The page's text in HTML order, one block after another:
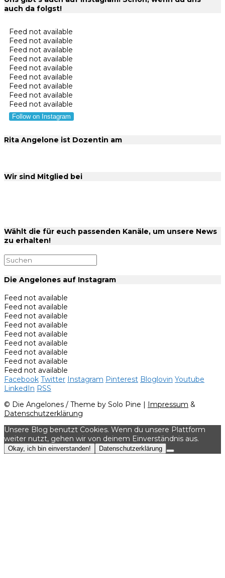
auch da folgst!
Feed not available
Feed not available
Feed not available
Feed not available
Feed not available
Feed not available
Feed not available
Feed not available
Feed not available
Follow on Instagram
Rita Angelone ist Dozentin am
Wir sind Mitglied bei
Wählt die für euch passenden Kanäle, um unsere News
zu erhalten!
Die Angelones auf Instagram
Feed not available
Feed not available
Feed not available
Feed not available
Feed not available
Feed not available
Feed not available
Feed not available
Feed not available
Facebook Twitter Instagram Pinterest Bloglovin Youtube
LinkedIn RSS
© Die Angelones / Theme by Solo Pine | Impressum &
Datenschutzerklärung
Unsere Blog benutzt Cookies. Wenn du unsere Plattform
weiter nutzt, gehen wir von deinem Einverständnis aus.
Okay, ich bin einverstanden! Datenschutzerklärung